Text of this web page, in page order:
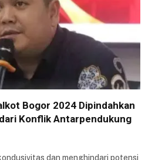
Bogor 2024 Dipindahkan
Konflik Antarpendukung
dan menghindari potensi